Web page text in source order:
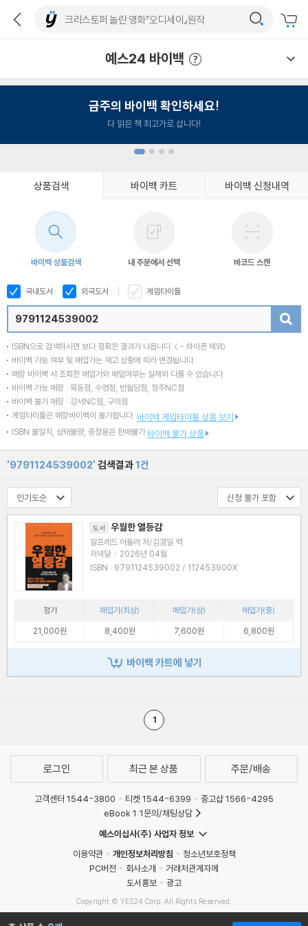
예스24 바이백
금주의 바이백 확인하세요!
다 읽은 책 최고가로 삽니다!
상품검색 바이백 카트 바이백 신청내역
바이백 상품검색 내 주문에서 선택 바코드 스캔
국내도서 외국도서 게임타이틀
ISBN으로 검색하시면 보다 정확한 결과가 나옵니다. ( - 하이픈 제외)
바이백 가능 여부 및 매입가는 재고 상황에 따라 변경됩니다.
매장 바이백 시 조회한 매입가와 매입여부는 실제와 다를 수 있습니다.
바이백 가능 매장 : 목동점, 수영점, 반월당점, 청주NC점
바이백 불가 매장 : 강서NC점, 구의점
게임타이틀은 매장바이백이 불가합니다. 바이백 게임타이틀 상품 보기
ISBN 불일치, 상태불량, 증정용은 판매불가 바이백 불가 상품
'9791124539002' 검색결과1건
도서 우월한 열등감
알프레드 아들러 저/김경일 역
저녁달 | 2026년 04월
ISBN : 9791124539002 / 112453900X
정가 매입가(최상) 매입가(상)
매입가(중)
21,000원
8,400원 7,600원 6,800원
바이백 카트에 넣기
1
로그인 최근 본 상품 주문/배송
고객센터 1544-3800 티켓 1544-6399
중고샵 1566-4295
eBook 1:1문의/채팅상담
예스이십사(주) 사업자 정보
이용약관
개인정보처리방침
청소년보호정책
PC버전
회사소개
거래처관계자께
도서홍보
광고
Copyright © YES24 Corp. All Rights Reserved.
MATOM6